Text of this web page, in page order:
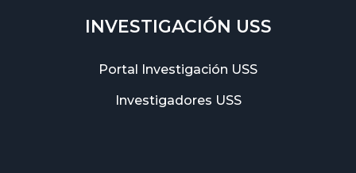
INVESTIGACIÓN USS
Portal Investigación USS
Investigadores USS